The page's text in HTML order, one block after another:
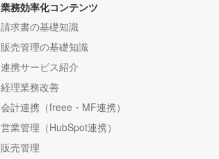
業務効率化コンテンツ
請求書の基礎知識
販売管理の基礎知識
連携サービス紹介
経理業務改善
会計連携（freee・MF連携）
営業管理（HubSpot連携）
販売管理